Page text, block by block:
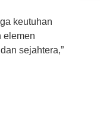
keutuhan
elemen
sejahtera,”